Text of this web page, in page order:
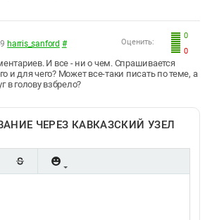
0
0
Оценить:
harris_sanford #
И все - ни о чем. Спрашивается
и для чего? Может все-таки писать по теме, а
в голову взбрело?
ЧЕРЕЗ КАВКАЗСКИЙ УЗЕЛ